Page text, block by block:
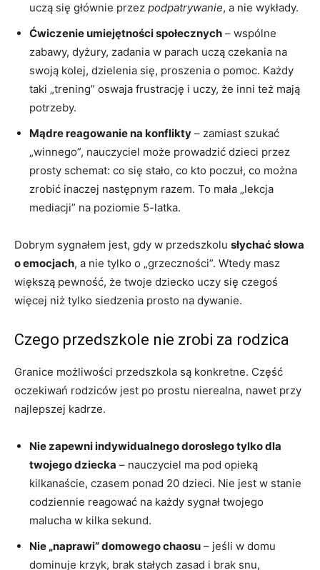
uczą się głównie przez podpatrywanie, a nie wykłady.
Ćwiczenie umiejętności społecznych – wspólne
zabawy, dyżury, zadania w parach uczą czekania na
swoją kolej, dzielenia się, proszenia o pomoc. Każdy
taki „trening” oswaja frustrację i uczy, że inni też mają
potrzeby.
Mądre reagowanie na konflikty – zamiast szukać
„winnego”, nauczyciel może prowadzić dzieci przez
prosty schemat: co się stało, co kto poczuł, co można
zrobić inaczej następnym razem. To mała „lekcja
mediacji” na poziomie 5-latka.
Dobrym sygnałem jest, gdy w przedszkolu słychać słowa
o emocjach, a nie tylko o „grzeczności”. Wtedy masz
większą pewność, że twoje dziecko uczy się czegoś
więcej niż tylko siedzenia prosto na dywanie.
Czego przedszkole nie zrobi za rodzica
Granice możliwości przedszkola są konkretne. Część
oczekiwań rodziców jest po prostu nierealna, nawet przy
najlepszej kadrze.
Nie zapewni indywidualnego dorosłego tylko dla
twojego dziecka – nauczyciel ma pod opieką
kilkanaście, czasem ponad 20 dzieci. Nie jest w stanie
codziennie reagować na każdy sygnał twojego
malucha w kilka sekund.
Nie „naprawi” domowego chaosu – jeśli w domu
dominuje krzyk, brak stałych zasad i brak snu,